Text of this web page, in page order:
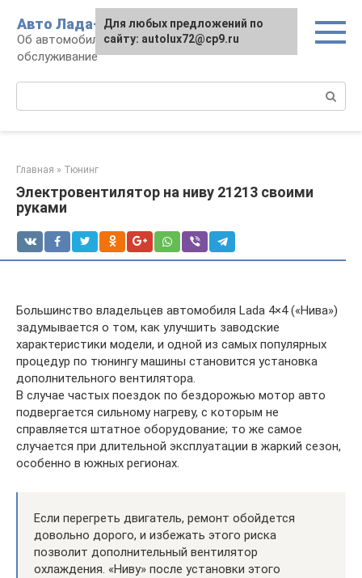
контенту
Авто Лада-люкс
Об автомобилях LADA: эксплуатация и
обслуживание
Главная » Тюнинг
Электровентилятор на ниву 21213 своими
руками
Большинство владельцев автомобиля Lada 4×4 («Нива»)
задумывается о том, как улучшить заводские
характеристики модели, и одной из самых популярных
процедур по тюнингу машины становится установка
дополнительного вентилятора.
В случае частых поездок по бездорожью мотор авто
подвергается сильному нагреву, с которым не
справляется штатное оборудование; то же самое
случается при длительной эксплуатации в жаркий сезон,
особенно в южных регионах.
Если перегреть двигатель, ремонт обойдется
довольно дорого, и избежать этого риска
позволит дополнительный вентилятор
охлаждения. «Ниву» после установки этого
Для любых предложений по
сайту: autolux72@cp9.ru